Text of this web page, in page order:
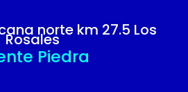
norte km 27.5 Los
Rosales
Piedra